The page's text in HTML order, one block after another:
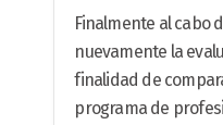
Finalmente al cabo
nuevamente la
finalidad de
programa de